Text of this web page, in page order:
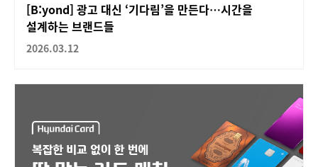
[B:yond] 광고 대신 ‘기다림’을 만든다…시간을
설계하는 브랜드들
2026.03.12